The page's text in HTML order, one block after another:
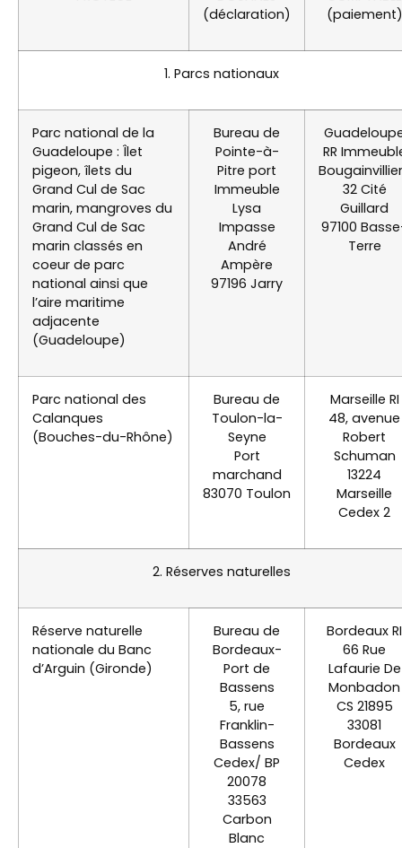
(déclaration)
(paiement)
1. Parcs nationaux
Parc national de la
Guadeloupe : Îlet
pigeon, îlets du
Grand Cul de Sac
marin, mangroves du
Grand Cul de Sac
marin classés en
coeur de parc
national ainsi que
l’aire maritime
adjacente
(Guadeloupe)
Bureau de
Pointe-à-
Pitre port
Immeuble
Lysa
Impasse
André
Ampère
97196 Jarry
RR
32 Cité
Guillard
97100
Terre
Parc national des
Calanques
(Bouches-du-Rhône)
Bureau de
Toulon-la-
Seyne
Port
marchand
83070 Toulon
Marseille RI
48, avenue
Robert
Schuman
13224
Marseille
Cedex 2
2. Réserves naturelles
Réserve naturelle
nationale du Banc
d’Arguin (Gironde)
Bureau de
Bordeaux-
Port de
Bassens
5, rue
Franklin-
Bassens
Cedex/ BP
20078
33563
Carbon
Blanc
Bordeaux RI
66 Rue
Lafaurie De
Monbadon
CS 21895
33081
Bordeaux
Cedex